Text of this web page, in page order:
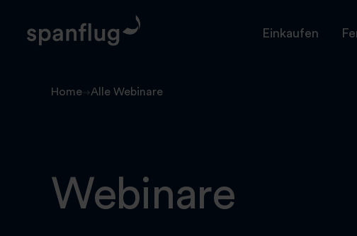
content
Einkaufen
Home Alle Webinare
Webinare